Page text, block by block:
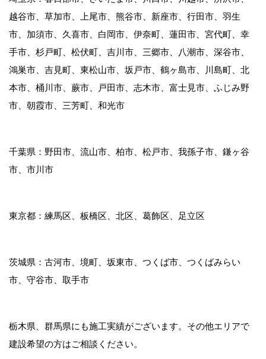
越谷市、草加市、上尾市、熊谷市、新座市、行田市、羽生
市、加須市、久喜市、白岡市、伊奈町、蓮田市、宮代町、幸
手市、杉戸町、松伏町、吉川市、三郷市、八潮市、深谷市、
鴻巣市、吉見町、東松山市、坂戸市、鶴ヶ島市、川島町、北
本市、桶川市、蕨市、戸田市、志木市、富士見市、ふじみ野
市、朝霞市、三芳町、和光市
千葉県：野田市、流山市、柏市、松戸市、我孫子市、鎌ヶ谷
市、市川市
東京都：練馬区、板橋区、北区、葛飾区、足立区
茨城県：古河市、境町、坂東市、つくば市、つくばみらい
市、守谷市、取手市
栃木県、群馬県にも施工実績がございます。その他エリアで
建設希望の方はご相談ください。